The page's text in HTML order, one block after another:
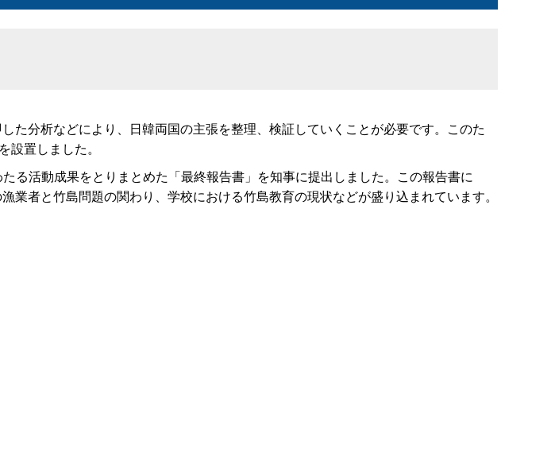
分析などにより、日韓両国の主張を整理、検証していくことが必要です。このた
置しました。
る活動成果をとりまとめた「最終報告書」を知事に提出しました。この報告書に
者と竹島問題の関わり、学校における竹島教育の現状などが盛り込まれています。